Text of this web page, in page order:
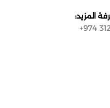
المزيد: